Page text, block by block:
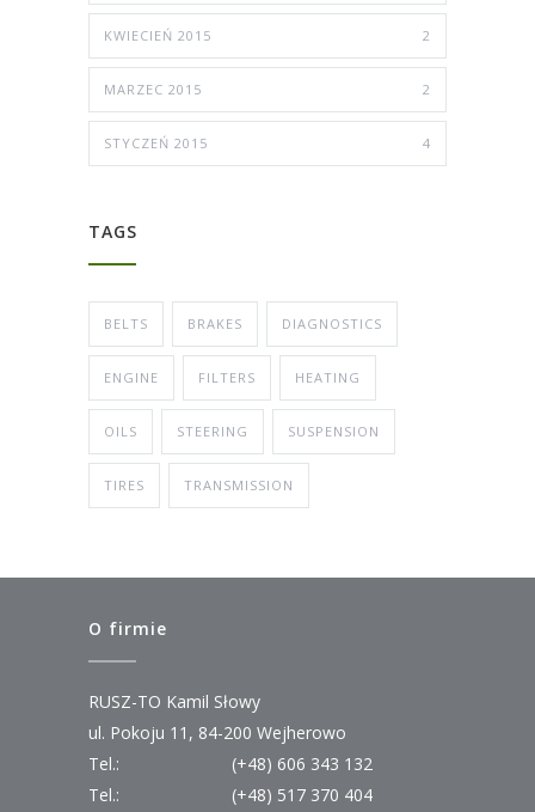
KWIECIEŃ 2015 2
MARZEC 2015 2
STYCZEŃ 2015 4
TAGS
BELTS BRAKES DIAGNOSTICS
ENGINE FILTERS HEATING
OILS STEERING SUSPENSION
TIRES TRANSMISSION
O firmie
RUSZ-TO Kamil Słowy
ul. Pokoju 11, 84-200 Wejherowo
Tel.:
(+48) 606 343 132
Tel.:
(+48) 517 370 404